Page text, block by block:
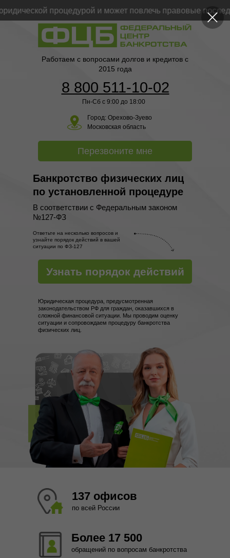
процедурой и может повлечь правовые
В соответствии с Федеральным законом
№127-ФЗ
Банкротство физических лиц
по установленной процедуре
Узнать порядок действий
Юридическая процедура, предусмотренная
законодательством РФ для граждан, оказавшихся в
сложной финансовой ситуации. Мы проводим оценку
ситуации и сопровождаем процедуру банкротства
физических лиц.
Ответьте на несколько вопросов и
узнайте порядок действий в вашей
ситуации по ФЗ-127
Перезвоните мне
8 800 511-10-02
Пн-Сб с 9:00 до 18:00
Город: Орехово-Зуево
Московская область
Работаем с вопросами долгов и кредитов с
2015 года
обращений по вопросам банкротства
Более 17 500
по всей России
137 офисов